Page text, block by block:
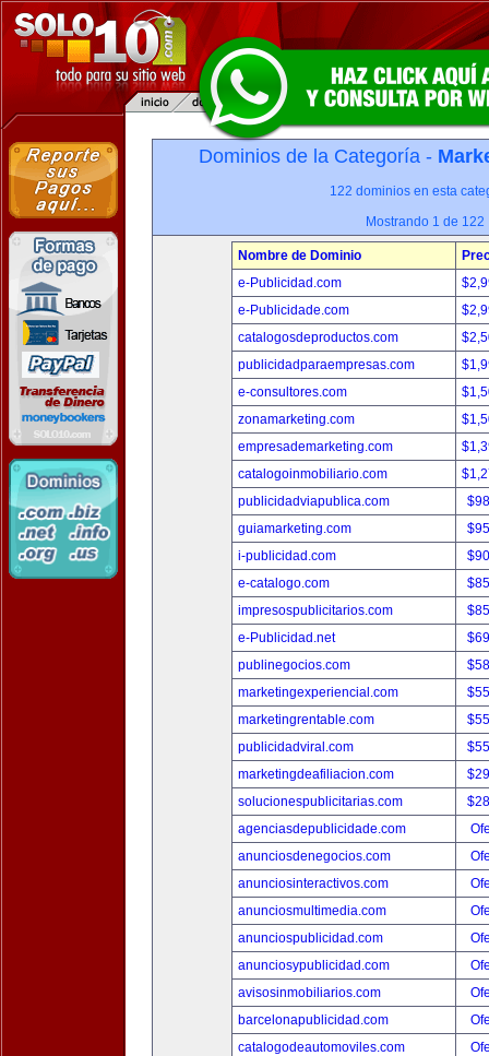
Dominios de la Categoría -
122 dominios en esta
Mostrando 1 de 122
Nombre de Dominio
e-Publicidad.com
e-Publicidade.com
catalogosdeproductos.com
publicidadparaempresas.com
e-consultores.com
zonamarketing.com
empresademarketing.com
catalogoinmobiliario.com
publicidadviapublica.com
guiamarketing.com
i-publicidad.com
e-catalogo.com
impresospublicitarios.com
e-Publicidad.net
publinegocios.com
marketingexperiencial.com
marketingrentable.com
publicidadviral.com
marketingdeafiliacion.com
solucionespublicitarias.com
agenciasdepublicidade.com
anunciosdenegocios.com
anunciosinteractivos.com
anunciosmultimedia.com
anunciospublicidad.com
anunciosypublicidad.com
avisosinmobiliarios.com
barcelonapublicidad.com
catalogodeautomoviles.com